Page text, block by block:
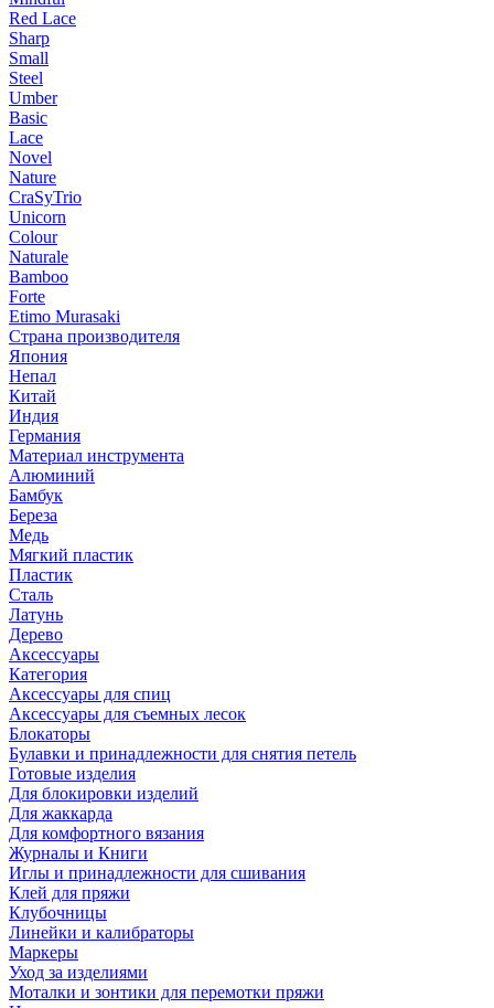
Red Lace
Sharp
Small
Steel
Umber
Basic
Lace
Novel
Nature
CraSyTrio
Unicorn
Colour
Naturale
Bamboo
Forte
Etimo Murasaki
Страна производителя
Япония
Непал
Китай
Индия
Германия
Материал инструмента
Алюминий
Бамбук
Береза
Медь
Мягкий пластик
Пластик
Сталь
Латунь
Дерево
Аксессуары
Категория
Аксессуары для спиц
Аксессуары для съемных лесок
Блокаторы
Булавки и принадлежности для снятия петель
Готовые изделия
Для блокировки изделий
Для жаккарда
Для комфортного вязания
Журналы и Книги
Иглы и принадлежности для сшивания
Клей для пряжи
Клубочницы
Линейки и калибраторы
Маркеры
Уход за изделиями
Моталки и зонтики для перемотки пряжи